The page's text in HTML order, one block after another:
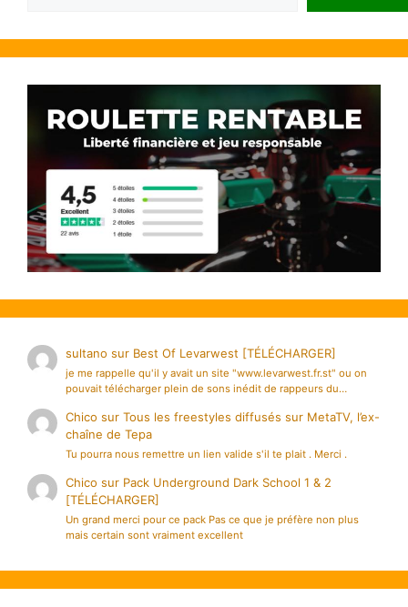
sultano sur Best Of Levarwest [TÉLÉCHARGER]
je me rappelle qu'il y avait un site "www.levarwest.fr.st" ou on
pouvait télécharger plein de sons inédit de rappeurs du…
Chico surTous les freestyles diffusés sur MetaTV, l’ex-
chaîne de Tepa
Tu pourra nous remettre un lien valide s'il te plait . Merci .
Chico sur Pack Underground Dark School 1 & 2
[TÉLÉCHARGER]
Un grand merci pour ce pack Pas ce que je préfère non plus
mais certain sont vraiment excellent